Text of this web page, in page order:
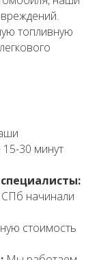
топливную
30 минут
начинали
стоимость